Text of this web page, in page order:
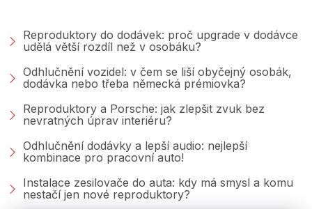
Reproduktory do dodávek: proč upgrade v dodávce
udělá větší rozdíl než v osobáku?
Odhlučnění vozidel: v čem se liší obyčejný osobák,
dodávka nebo třeba německá prémiovka?
Reproduktory a Porsche: jak zlepšit zvuk bez
nevratných úprav interiéru?
Odhlučnění dodávky a lepší audio: nejlepší
kombinace pro pracovní auto!
Instalace zesilovače do auta: kdy má smysl a komu
nestačí jen nové reproduktory?